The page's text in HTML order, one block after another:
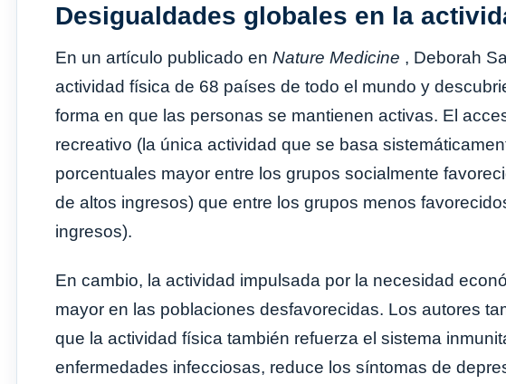
Desigualdades globales en la
En un artículo publicado en Nature Medicine , Deborah
actividad física de 68 países de todo el mundo y
forma en que las personas se mantienen activas. El
recreativo (la única actividad que se basa
porcentuales mayor entre los grupos socialmente
de altos ingresos) que entre los grupos menos
ingresos).
En cambio, la actividad impulsada por la necesidad
mayor en las poblaciones desfavorecidas. Los autores
que la actividad física también refuerza el sistema
enfermedades infecciosas, reduce los síntomas de